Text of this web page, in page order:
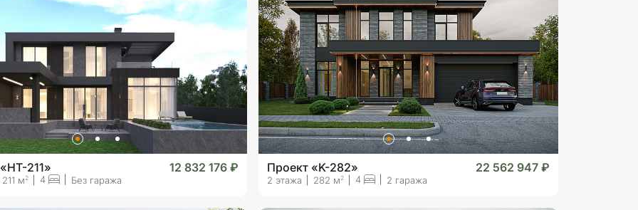
211» 12 832 176 ₽
211 м2 4 Без гаража
Проект «K-282» 22 562 947 ₽
2 этажа 282 м2 4 2 гаража